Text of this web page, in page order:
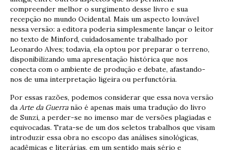
compreender melhor o surgimento desse livro e sua
recepção no mundo Ocidental. Mais um aspecto louvável
nessa versão: a editora poderia simplesmente lançar o leitor
no texto de Minford, cuidadosamente trabalhado por
Leonardo Alves; todavia, ela optou por preparar o terreno,
disponibilizando uma apresentação histórica que nos
conecta com o ambiente de produção e debate, afastando-
nos de uma interpretação ligeira ou perfunctória.
Por essas razões, podemos considerar que essa nova versão
da Arte da Guerranão é apenas mais uma tradução do livro
de Sunzi, a perder-se no imenso mar de versões plagiadas e
equivocadas. Trata-se de um dos seletos trabalhos que visam
introduzir essa obra no escopo das análises sinológicas,
acadêmicas e literárias, em um sentido mais sério e